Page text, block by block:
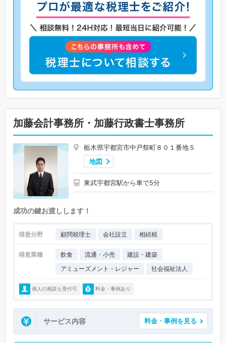
加藤会計事務所・加藤行政書士事務所
栃木県宇都宮市中戸祭町８０１番地５
地図
東武宇都宮駅から車で5分
成功の鍵お渡しします！
得意分野 顧問税理士 会社設立 相続税
得意業種 飲食 流通・小売
建設・建築
アミューズメント・レジャー
社会福祉法人
個人の相談も受付可 料金・事例あり
サービス内容 料金・事例を見る